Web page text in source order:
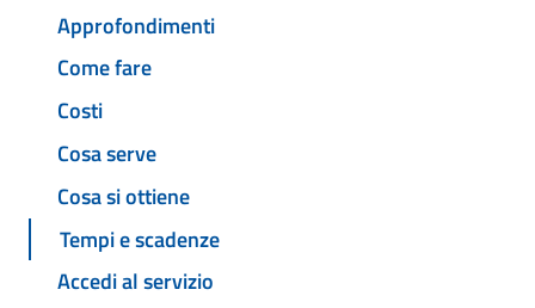
Approfondimenti
Come fare
Costi
Cosa serve
Cosa si ottiene
Tempi e scadenze
Accedi al servizio